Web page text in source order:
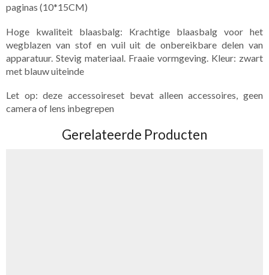
paginas (10*15CM)
Hoge kwaliteit blaasbalg: Krachtige blaasbalg voor het
wegblazen van stof en vuil uit de onbereikbare delen van
apparatuur. Stevig materiaal. Fraaie vormgeving. Kleur: zwart
met blauw uiteinde
Let op: deze accessoireset bevat alleen accessoires, geen
camera of lens inbegrepen
Gerelateerde Producten